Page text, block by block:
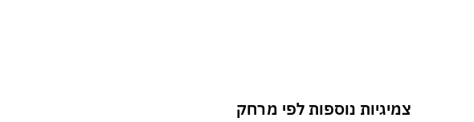
צמיגיות נוספות לפי מרחק